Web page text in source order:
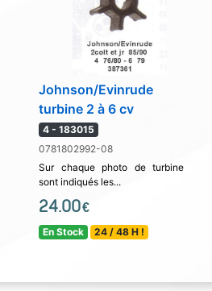
Johnson/Evinrude
turbine 2 à 6 cv
4 - 183015
0781802992-08
Sur chaque photo de turbine
sont indiqués les...
24.00€
En Stock 24 / 48 H !